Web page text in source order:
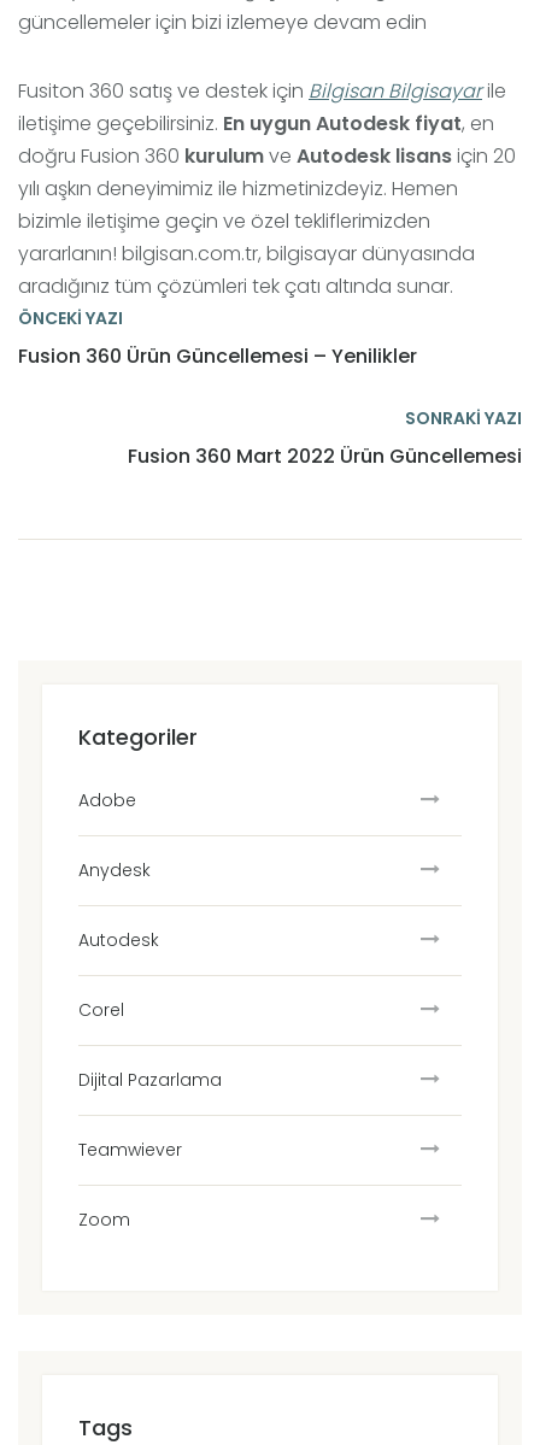
güncellemeler için bizi izlemeye devam edin
Fusiton 360 satış ve destek için Bilgisan Bilgisayarile
iletişime geçebilirsiniz. En uygun Autodesk fiyat, en
doğru Fusion 360 kurulumve Autodesk lisansiçin 20
yılı aşkın deneyimimiz ile hizmetinizdeyiz. Hemen
bizimle iletişime geçin ve özel tekliflerimizden
yararlanın! bilgisan.com.tr, bilgisayar dünyasında
aradığınız tüm çözümleri tek çatı altında sunar.
ÖNCEKİ YAZI
Fusion 360 Ürün Güncellemesi – Yenilikler
SONRAKİ YAZI
Fusion 360 Mart 2022 Ürün Güncellemesi
Kategoriler
Adobe
Anydesk
Autodesk
Corel
Dijital Pazarlama
Teamwiever
Zoom
Tags